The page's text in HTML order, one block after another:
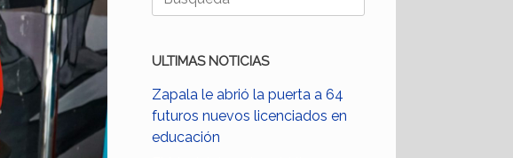
ULTIMAS NOTICIAS
Zapala le abrió la puerta a 64
futuros nuevos licenciados en
educación